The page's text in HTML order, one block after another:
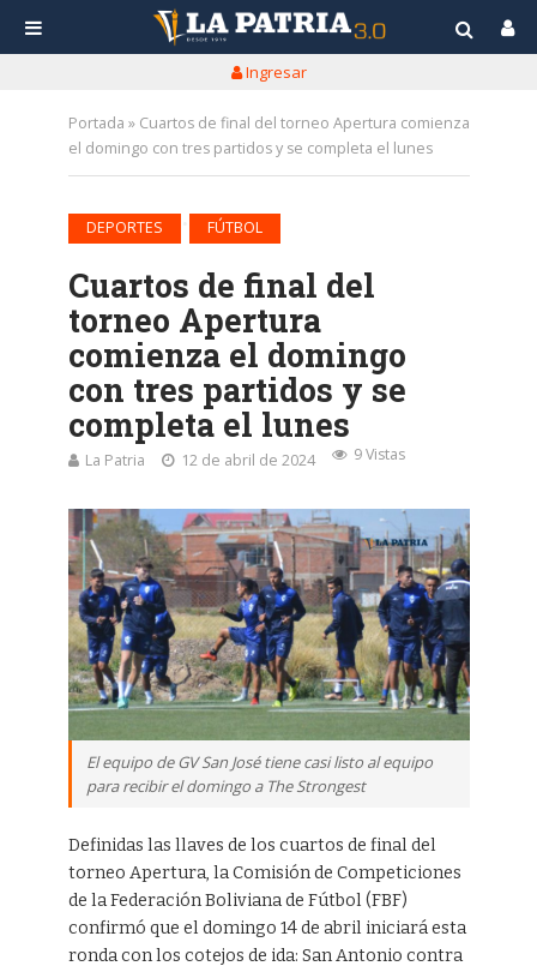
Ingresar
Portada » Cuartos de final del torneo Apertura comienza
el domingo con tres partidos y se completa el lunes
DEPORTES FÚTBOL
Cuartos de final del
torneo Apertura
comienza el domingo
con tres partidos y se
completa el lunes
La Patria 12 de abril de 2024 9 Vistas
El equipo de GV San José tiene casi listo al equipo
para recibir el domingo a The Strongest
Definidas las llaves de los cuartos de final del
torneo Apertura, la Comisión de Competiciones
de la Federación Boliviana de Fútbol (FBF)
confirmó que el domingo 14 de abril iniciará esta
ronda con los cotejos de ida: San Antonio contra